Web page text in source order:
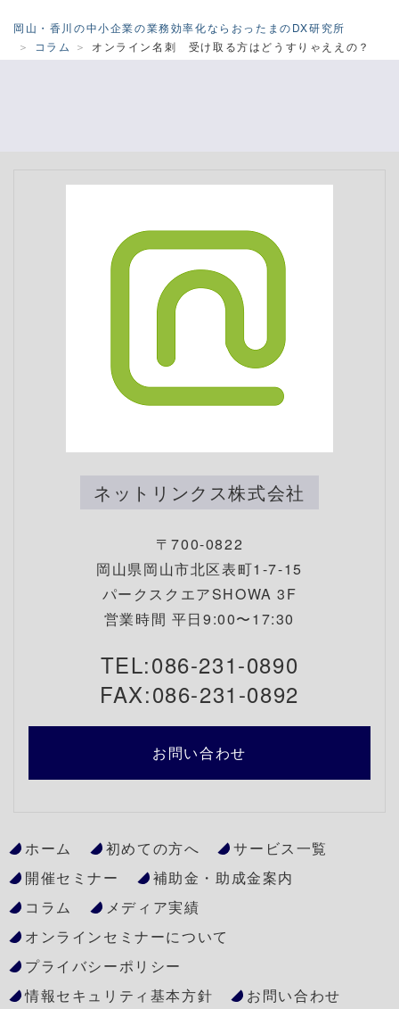
岡山・香川の中小企業の業務効率化ならおったまのDX研究所
コラム
オンライン名刺 受け取る方はどうすりゃええの？
ネットリンクス株式会社
〒700-0822
岡山県岡山市北区表町1-7-15
パークスクエアSHOWA 3F
営業時間 平日9:00〜17:30
TEL:086-231-0890
FAX:086-231-0892
お問い合わせ
ホーム 初めての方へ
サービス一覧
開催セミナー
補助金・助成金案内
コラム
メディア実績
オンラインセミナーについて
プライバシーポリシー
情報セキュリティ基本方針
お問い合わせ